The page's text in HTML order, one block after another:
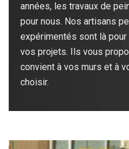
années, les travaux de
pour nous. Nos artisans
expérimentés sont là
vos projets. Ils vous
convient à vos murs et à
choisir.